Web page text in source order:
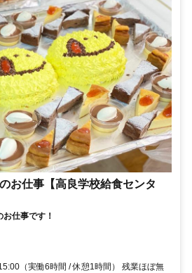
お仕事【高良学校給食センタ
仕事です！
（実働6時間 / 休憩1時間） 残業ほぼ無